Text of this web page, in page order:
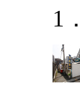
1